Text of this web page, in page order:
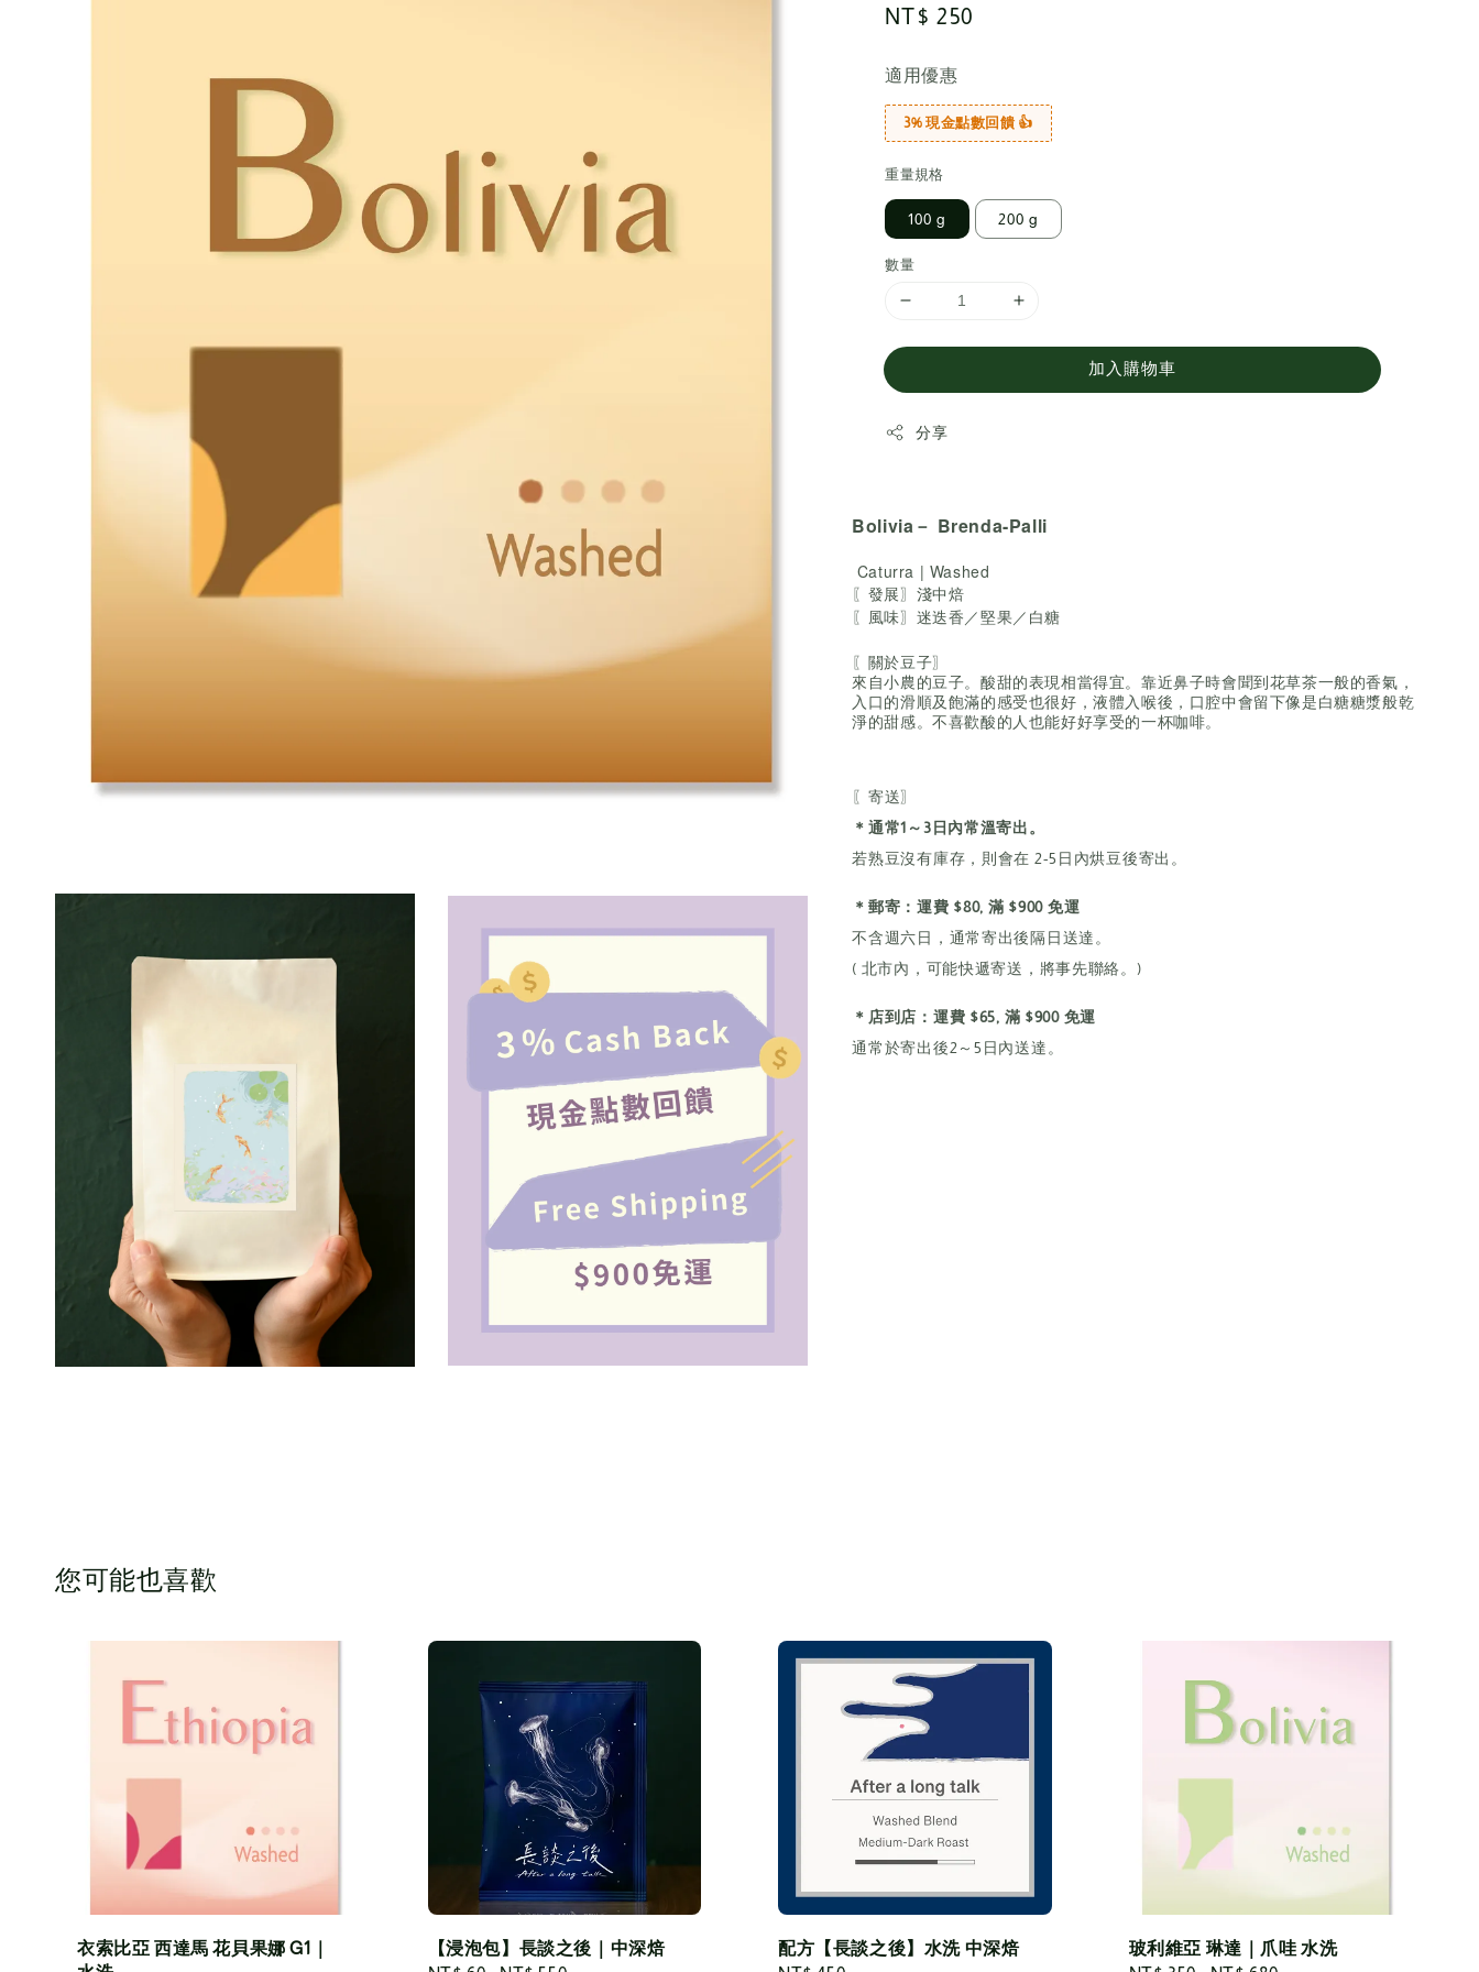
Regular
NT$ 250
適用優惠
3% 現金點數回饋 👍
重量規格
100 g 200 g
數量
加入購物車
分享
Bolivia－ Brenda-Palli
Caturra | Washed
〖發展〗淺中焙
〖風味〗迷迭香／堅果／白糖
〖關於豆子〗
來自小農的豆子。酸甜的表現相當得宜。靠近鼻子時會聞到花草茶一般的香氣，
入口的滑順及飽滿的感受也很好，液體入喉後，口腔中會留下像是白糖糖漿般乾
淨的甜感。不喜歡酸的人也能好好享受的一杯咖啡。
〖寄送〗
＊通常1～3日內常溫寄出。
若熟豆沒有庫存，則會在 2-5日內烘豆後寄出。
＊郵寄：運費 $80, 滿 $900 免運
不含週六日，通常寄出後隔日送達。
( 北市內，可能快遞寄送，將事先聯絡。)
＊店到店：運費 $65, 滿 $900 免運
通常於寄出後2～5日內送達。
您可能也喜歡
衣索比亞 西達馬 花貝果娜 G1｜
【浸泡包】長談之後｜中深焙
配方【長談之後】水洗 中深焙
玻利維亞 琳達｜爪哇 水洗